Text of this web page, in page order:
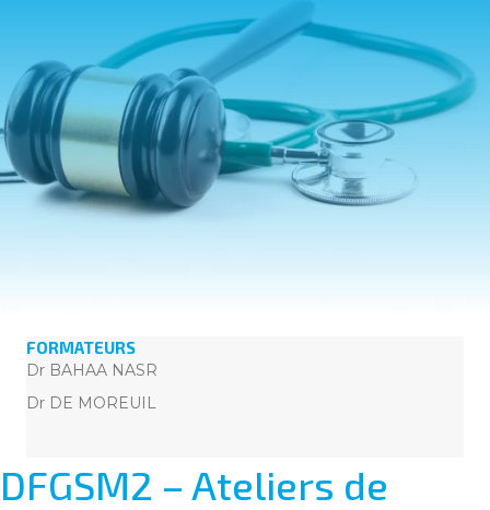
FORMATEURS
Dr BAHAA NASR
Dr DE MOREUIL
DFGSM2 – Ateliers de